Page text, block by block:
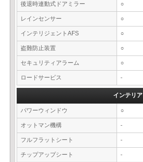
後退時連動式ドアミラー ○
レインセンサー ○
インテリジェントAFS ○
盗難防止装置 ○
セキュリティアラーム ○
ロードサービス -
インテリア
パワーウィンドウ ○
オットマン機構 -
フルフラットシート -
チップアップシート -